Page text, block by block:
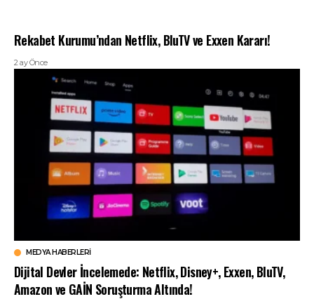
Rekabet Kurumu’ndan Netflix, BluTV ve Exxen Kararı!
2 ay Önce
MEDYA HABERLERI
Dijital Devler İncelemede: Netflix, Disney+, Exxen, BluTV,
Amazon ve GAİN Soruşturma Altında!